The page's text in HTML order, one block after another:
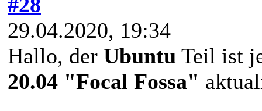
29.04.2020, 19:34
Hallo, der Ubuntu Teil ist
20.04 "Focal Fossa"